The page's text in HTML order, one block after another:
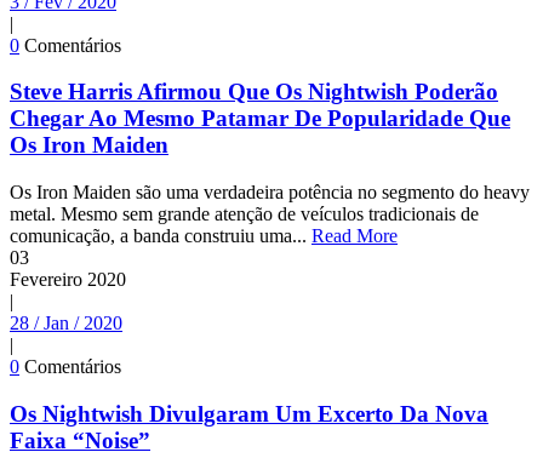
|
0 Comentários
Steve Harris Afirmou Que Os Nightwish Poderão
Chegar Ao Mesmo Patamar De Popularidade Que
Os Iron Maiden
Os Iron Maiden são uma verdadeira potência no segmento do heavy
metal. Mesmo sem grande atenção de veículos tradicionais de
comunicação, a banda construiu uma... Read More
03
Fevereiro 2020
|
28 / Jan / 2020
|
0 Comentários
Os Nightwish Divulgaram Um Excerto Da Nova
Faixa “Noise”